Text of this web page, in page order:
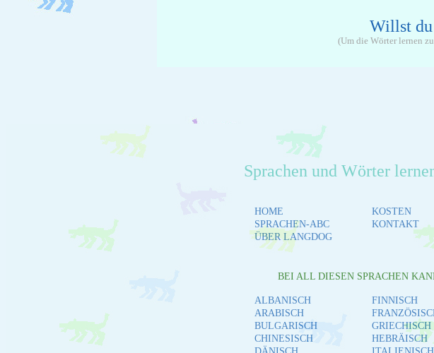
Willst du
(Um die Wörter lernen
Sprachen und Wörter
HOME
SPRACHEN-ABC
ÜBER LANGDOG
KOSTEN
KONTAKT
BEI ALL DIESEN SPRACHEN
ALBANISCH
ARABISCH
BULGARISCH
CHINESISCH
FINNISCH
GRIECHISCH
HEBRÄISCH